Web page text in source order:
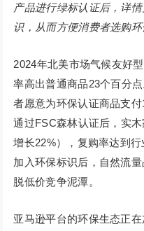
产品进行绿标认证后，详
识，从而方便消费者选购
2024年北美市场气候友好
率高出普通商品23个百分
者愿意为环保认证商品支
通过FSC森林认证后，实
增长22%），复购率达到
加入环保标识后，自然流
脱低价竞争泥潭。
亚马逊平台的环保生态正